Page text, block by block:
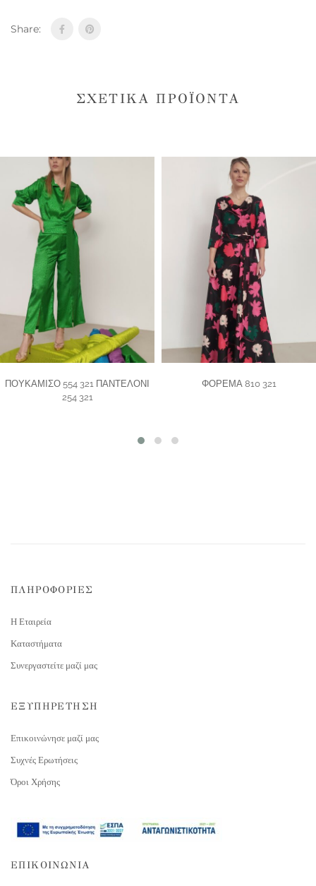
Share:
ΣΧΕΤΙΚΆ ΠΡΟΪΌΝΤΑ
ΠΟΥΚΑΜΙΣΟ 554 321 ΠΑΝΤΕΛΟΝΙ
254 321
ΦΟΡΕΜΑ 810 321
ΠΛΗΡΟΦΟΡΙΕΣ
Η Εταιρεία
Καταστήματα
Συνεργαστείτε μαζί μας
ΕΞΥΠΗΡΕΤΗΣΗ
Επικοινώνησε μαζί μας
Συχνές Ερωτήσεις
Όροι Χρήσης
ΕΠΙΚΟΙΝΩΝΙΑ